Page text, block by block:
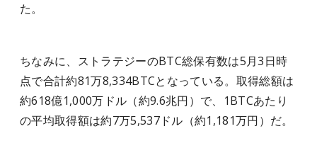
た。
ちなみに、ストラテジーのBTC総保有数は5月3日時
点で合計約81万8,334BTCとなっている。取得総額は
約618億1,000万ドル（約9.6兆円）で、1BTCあたり
の平均取得額は約7万5,537ドル（約1,181万円）だ。